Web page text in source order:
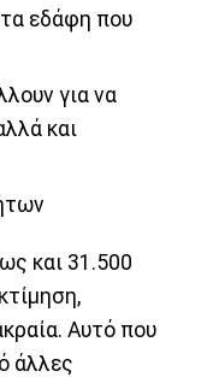
εδάφη που
για να
και
και 31.500
Αυτό που
άλλες